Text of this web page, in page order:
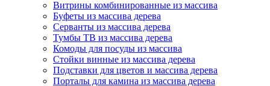
Витрины комбинированные из массива
Буфеты из массива дерева
Серванты из массива дерева
Тумбы ТВ из массива дерева
Комоды для посуды из массива
Стойки винные из массива дерева
Подставки для цветов и массива дерева
Порталы для камина из массива дерева